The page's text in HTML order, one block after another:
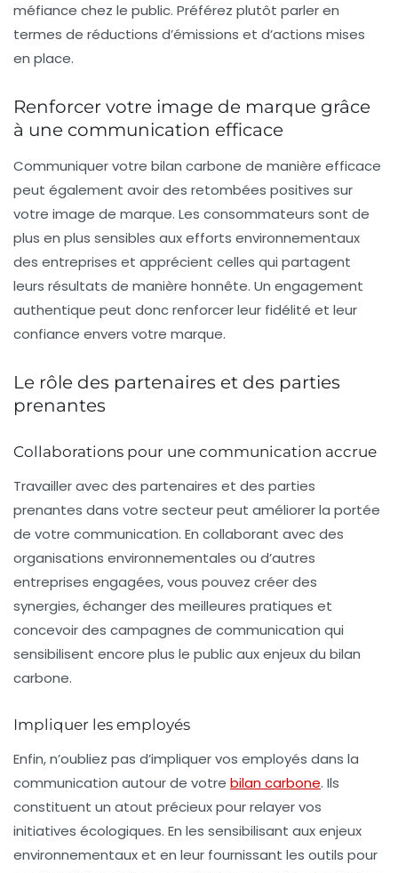
méfiance chez le public. Préférez plutôt parler en
termes de réductions d’émissions et d’actions mises
en place.
Renforcer votre image de marque grâce
à une communication efficace
Communiquer votre bilan carbone de manière efficace
peut également avoir des retombées positives sur
votre image de marque. Les consommateurs sont de
plus en plus sensibles aux efforts environnementaux
des entreprises et apprécient celles qui partagent
leurs résultats de manière honnête. Un engagement
authentique peut donc renforcer leur fidélité et leur
confiance envers votre marque.
Le rôle des partenaires et des parties
prenantes
Collaborations pour une communication accrue
Travailler avec des partenaires et des parties
prenantes dans votre secteur peut améliorer la portée
de votre communication. En collaborant avec des
organisations environnementales ou d’autres
entreprises engagées, vous pouvez créer des
synergies, échanger des meilleures pratiques et
concevoir des campagnes de communication qui
sensibilisent encore plus le public aux enjeux du bilan
carbone.
Impliquer les employés
Enfin, n’oubliez pas d’impliquer vos employés dans la
communication autour de votre bilan carbone. Ils
constituent un atout précieux pour relayer vos
initiatives écologiques. En les sensibilisant aux enjeux
environnementaux et en leur fournissant les outils pour